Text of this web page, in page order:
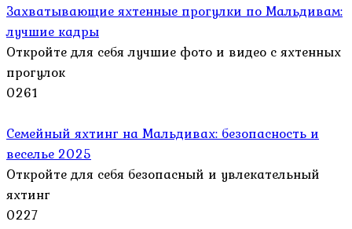
Захватывающие яхтенные прогулки по Мальдивам:
лучшие кадры
Откройте для себя лучшие фото и видео с яхтенных
прогулок
0261
Семейный яхтинг на Мальдивах: безопасность и
веселье 2025
Откройте для себя безопасный и увлекательный
яхтинг
0227